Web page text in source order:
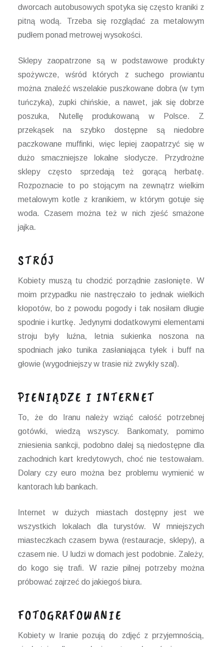
dworcach autobusowych spotyka się często kraniki z
pitną wodą. Trzeba się rozglądać za metalowym
pudłem ponad metrowej wysokości.
Sklepy zaopatrzone są w podstawowe produkty
spożywcze, wśród których z suchego prowiantu
można znaleźć wszelakie puszkowane dobra (w tym
tuńczyka), zupki chińskie, a nawet, jak się dobrze
poszuka, Nutellę produkowaną w Polsce. Z
przekąsek na szybko dostępne są niedobre
paczkowane muffinki, więc lepiej zaopatrzyć się w
dużo smaczniejsze lokalne słodycze. Przydrożne
sklepy często sprzedają też gorącą herbatę.
Rozpoznacie to po stojącym na zewnątrz wielkim
metalowym kotle z kranikiem, w którym gotuje się
woda. Czasem można też w nich zjeść smażone
jajka.
STRÓJ
Kobiety muszą tu chodzić porządnie zasłonięte. W
moim przypadku nie nastręczało to jednak wielkich
kłopotów, bo z powodu pogody i tak nosiłam długie
spodnie i kurtkę. Jedynymi dodatkowymi elementami
stroju były luźna, letnia sukienka noszona na
spodniach jako tunika zasłaniająca tyłek i buff na
głowie (wygodniejszy w trasie niż zwykły szal).
PIENIĄDZE I INTERNET
To, że do Iranu należy wziąć całość potrzebnej
gotówki, wiedzą wszyscy. Bankomaty, pomimo
zniesienia sankcji, podobno dalej są niedostępne dla
zachodnich kart kredytowych, choć nie testowałam.
Dolary czy euro można bez problemu wymienić w
kantorach lub bankach.
Internet w dużych miastach dostępny jest we
wszystkich lokalach dla turystów. W mniejszych
miasteczkach czasem bywa (restauracje, sklepy), a
czasem nie. U ludzi w domach jest podobnie. Zależy,
do kogo się trafi. W razie pilnej potrzeby można
próbować zajrzeć do jakiegoś biura.
FOTOGRAFOWANIE
Kobiety w Iranie pozują do zdjęć z przyjemnością,